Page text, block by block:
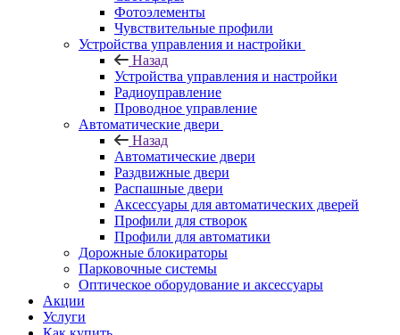
Фотоэлементы
Чувствительные профили
Устройства управления и настройки
Назад
Устройства управления и настройки
Радиоуправление
Проводное управление
Автоматические двери
Назад
Автоматические двери
Раздвижные двери
Распашные двери
Аксессуары для автоматических дверей
Профили для створок
Профили для автоматики
Дорожные блокираторы
Парковочные системы
Оптическое оборудование и аксессуары
Акции
Услуги